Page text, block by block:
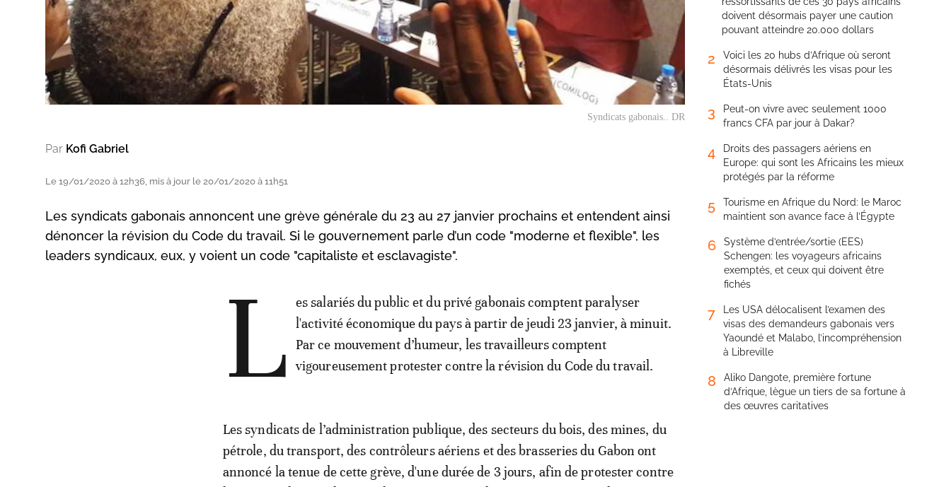
Syndicats gabonais.. DR
Par Kofi Gabriel
Le 19/01/2020 à 12h36, mis à jour le 20/01/2020 à 11h51
Les syndicats gabonais annoncent une grève générale du 23 au 27 janvier prochains et entendent ainsi
dénoncer la révision du Code du travail. Si le gouvernement parle d’un code "moderne et flexible", les
leaders syndicaux, eux, y voient un code "capitaliste et esclavagiste".
L
es salariés du public et du privé gabonais comptent paralyser
l'activité économique du pays à partir de jeudi 23 janvier, à minuit.
Par ce mouvement d’humeur, les travailleurs comptent
vigoureusement protester contre la révision du Code du travail.
Les syndicats de l’administration publique, des secteurs du bois, des mines, du
pétrole, du transport, des contrôleurs aériens et des brasseries du Gabon ont
annoncé la tenue de cette grève, d'une durée de 3 jours, afin de protester contre
doivent désormais payer une caution
pouvant atteindre 20.000 dollars
2
Voici les 20 hubs d’Afrique où seront
désormais délivrés les visas pour les
États-Unis
3
Peut-on vivre avec seulement 1000
francs CFA par jour à Dakar?
4
Droits des passagers aériens en
Europe: qui sont les Africains les mieux
protégés par la réforme
5
Tourisme en Afrique du Nord: le Maroc
maintient son avance face à l’Égypte
6
Système d’entrée/sortie (EES)
Schengen: les voyageurs africains
exemptés, et ceux qui doivent être
fichés
7
Les USA délocalisent l’examen des
visas des demandeurs gabonais vers
Yaoundé et Malabo, l’incompréhension
à Libreville
8
Aliko Dangote, première fortune
d’Afrique, lègue un tiers de sa fortune à
des œuvres caritatives